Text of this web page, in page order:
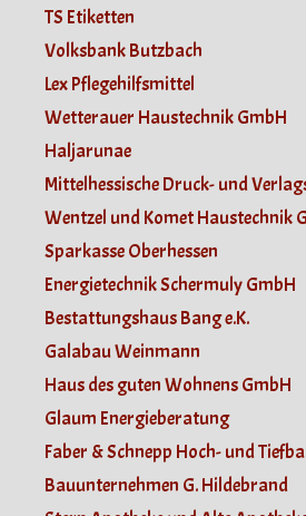
TS Etiketten
Volksbank Butzbach
Lex Pflegehilfsmittel
Wetterauer Haustechnik GmbH
Haljarunae
Mittelhessische Druck- und
Wentzel und Komet Haustechnik
Sparkasse Oberhessen
Energietechnik Schermuly GmbH
Bestattungshaus Bang e.K.
Galabau Weinmann
Haus des guten Wohnens GmbH
Glaum Energieberatung
Faber & Schnepp Hoch- und
Bauunternehmen G. Hildebrand